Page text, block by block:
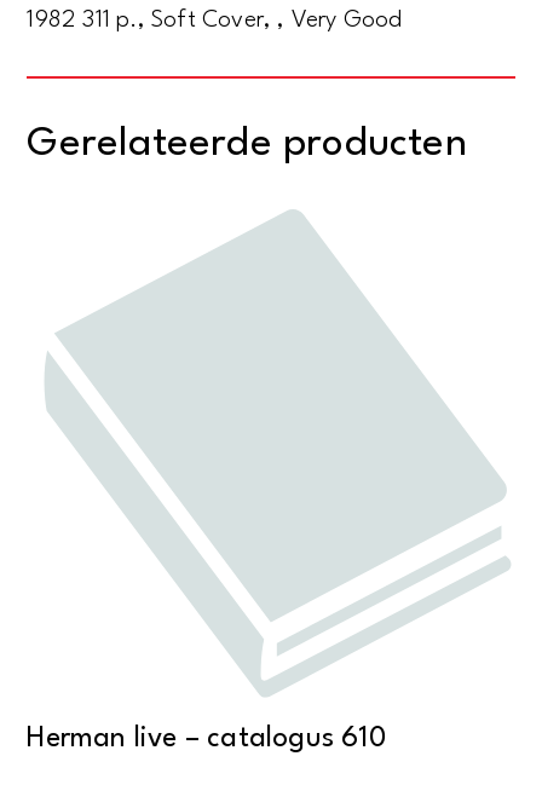
découvertures
la
populaire
1982 311 p., Soft Cover, , Very Good
Gerelateerde producten
Herman live – catalogus 610